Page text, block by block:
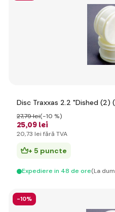
Disc Traxxas 2.2 "Dished (2)
25,09 lei
27,79 lei(-10 %)
20,73 lei fără TVA
+ 5 puncte
Expediere in 48 de ore(La
-10%